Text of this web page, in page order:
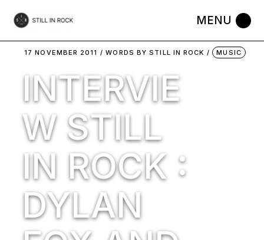
the
17 NOVEMBER 2011 WORDS BYSTILL IN ROCK MUSIC
INTERVIE
W STILL
IN ROCK :
DYLAN